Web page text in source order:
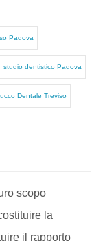
Padova
studio dentistico Padova
Dentale Treviso
scopo
la
il rapporto